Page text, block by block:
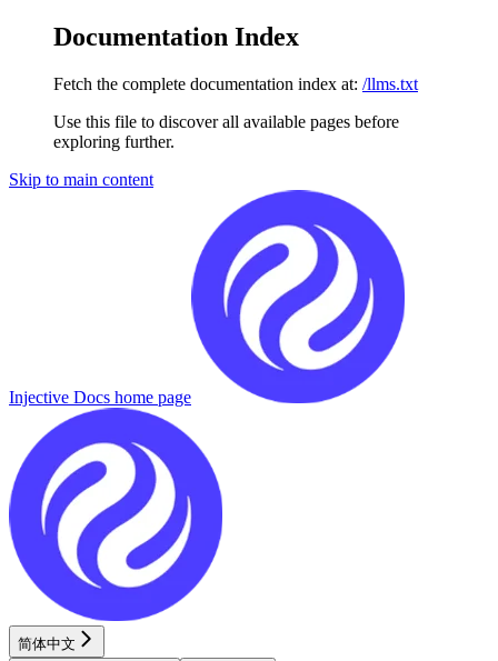
Documentation Index
Fetch the complete documentation index at: /llms.txt
Use this file to discover all available pages before
exploring further.
Skip to main content
Injective Docs home page
简体中文